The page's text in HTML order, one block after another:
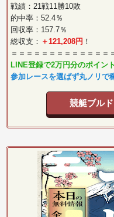
戦績：21戦11勝10敗
的中率：52.4％
回収率：157.7％
総収支： ＋121,208円 ！
＝＝＝＝＝＝＝＝＝＝＝＝＝
LINE登録で2万円分のポイン
参加レースを選ばず丸ノリで
競艇ブル